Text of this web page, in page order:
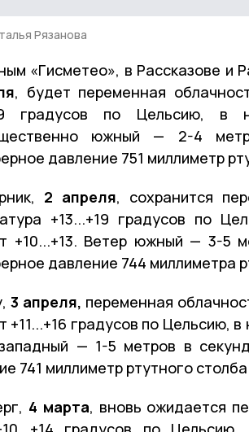
Рязанова
«Гисметео», в Рассказове и
, будет переменная
градусов по Цельсию, в
южный — 2-4
давление 751 миллиметр
2 апреля, сохранится
+13...+19 градусов по
+10...+13. Ветер южный — 3-5
давление 744 миллиметра
3 апреля, переменная
+11...+16 градусов по Цельсию,
— 1-5 метров в
741 миллиметр ртутного
4 марта, вновь ожидается